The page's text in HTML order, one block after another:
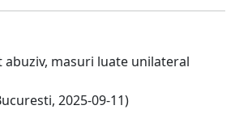
abuziv, masuri luate unilateral
2025-09-11)